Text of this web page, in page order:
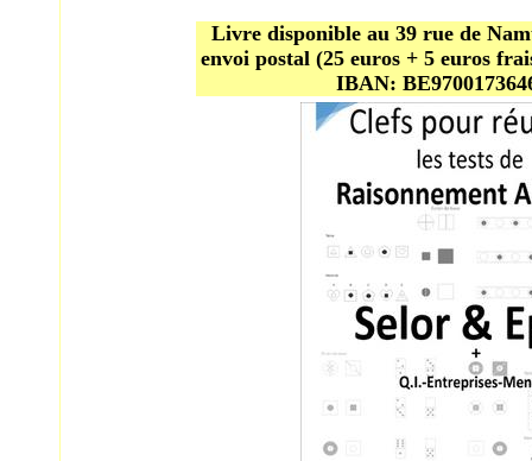
Livre disponible au 39 rue de
envoi postal (25 euros + 5 euros
IBAN: